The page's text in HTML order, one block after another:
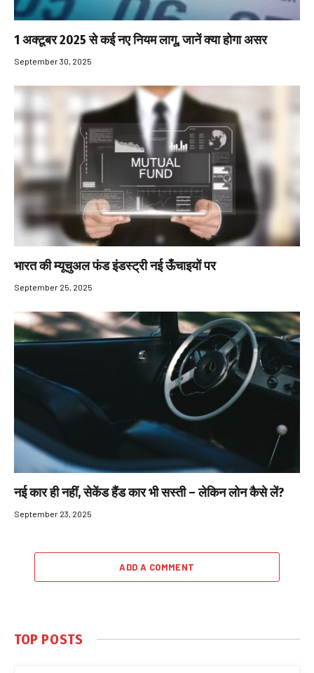
1 अक्टूबर 2025 से कई नए नियम लागू, जानें क्या होगा असर
September 30, 2025
भारत की म्यूचुअल फंड इंडस्ट्री नई ऊँचाइयों पर
September 25, 2025
नई कार ही नहीं, सेकेंड हैंड कार भी सस्ती – लेकिन लोन कैसे लें?
September 23, 2025
ADD A COMMENT
TOP POSTS